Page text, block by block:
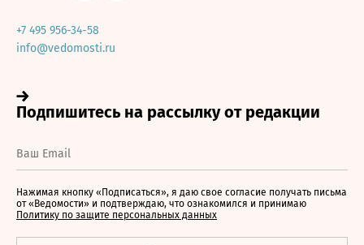
+7 495 956-34-58
info@vedomosti.ru
Нажимая кнопку «Подписаться», я даю свое согласие получать письма
от «Ведомости» и подтверждаю, что ознакомился и принимаю
Политику по защите персональных данных